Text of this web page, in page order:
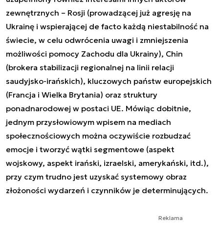
zewnętrznych – Rosji (prowadzącej już agresję na
Ukrainę i wspierającej de facto każdą niestabilność na
świecie, w celu odwrócenia uwagi i zmniejszenia
możliwości pomocy Zachodu dla Ukrainy), Chin
(brokera stabilizacji regionalnej na linii relacji
saudyjsko-irańskich), kluczowych państw europejskich
(Francja i Wielka Brytania) oraz struktury
ponadnarodowej w postaci UE. Mówiąc dobitnie,
jednym przysłowiowym wpisem na mediach
społecznościowych można oczywiście rozbudzać
emocje i tworzyć wątki segmentowe (aspekt
wojskowy, aspekt irański, izraelski, amerykański, itd.),
przy czym trudno jest uzyskać systemowy obraz
złożoności wydarzeń i czynników je determinujących.
Reklama